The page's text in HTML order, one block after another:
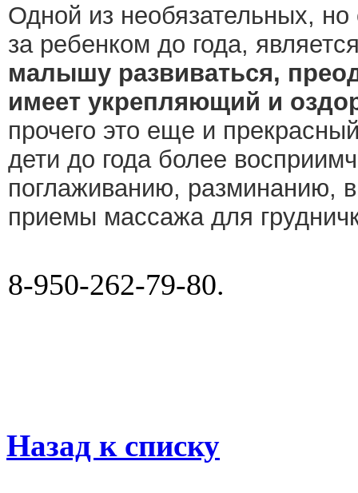
Одной из необязательных,
за ребенком до года,
малышу развиваться,
имеет укрепляющий и
прочего это еще и
дети до года более
поглаживанию, разминанию,
приемы массажа для
8-950-262-79-80.
Назад к списку